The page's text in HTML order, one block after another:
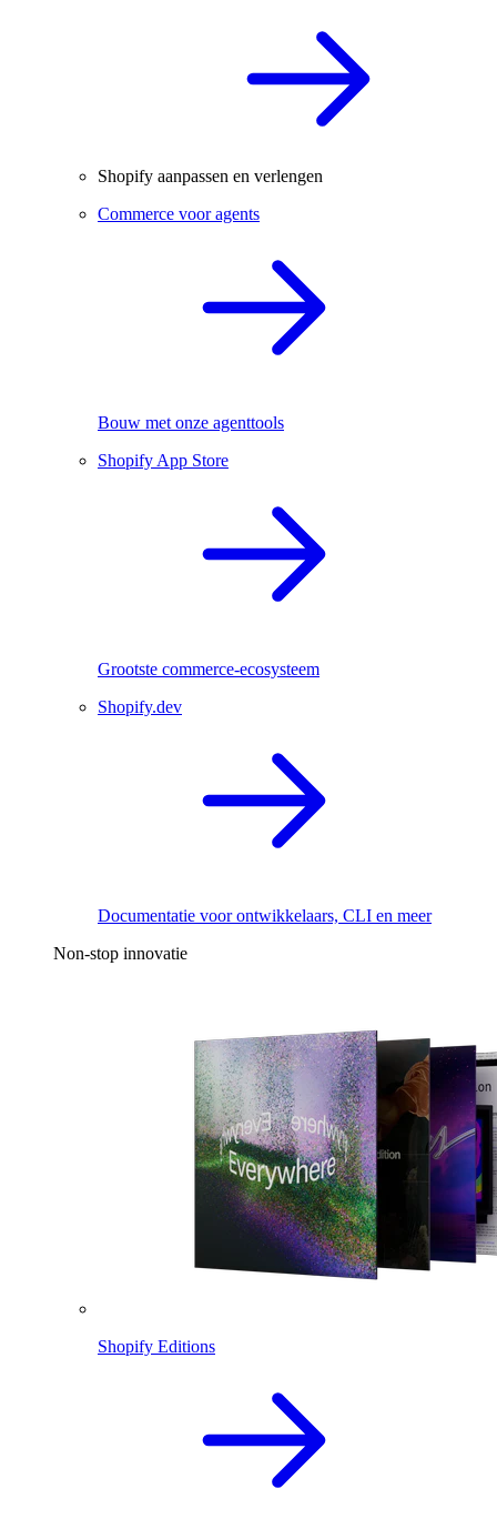
Shopify aanpassen en verlengen
Commerce voor agents
Bouw met onze agenttools
Shopify App Store
Grootste commerce-ecosysteem
Shopify.dev
Documentatie voor ontwikkelaars, CLI en meer
Non-stop innovatie
Shopify Editions